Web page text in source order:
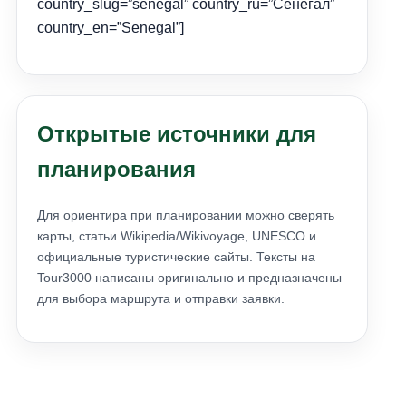
country_slug=”senegal” country_ru=”Сенегал”
country_en=”Senegal”]
Открытые источники для
планирования
Для ориентира при планировании можно сверять
карты, статьи Wikipedia/Wikivoyage, UNESCO и
официальные туристические сайты. Тексты на
Tour3000 написаны оригинально и предназначены
для выбора маршрута и отправки заявки.